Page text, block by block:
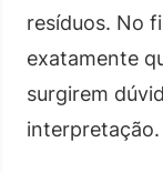
resíduos. No
exatamente
surgirem
interpretação.